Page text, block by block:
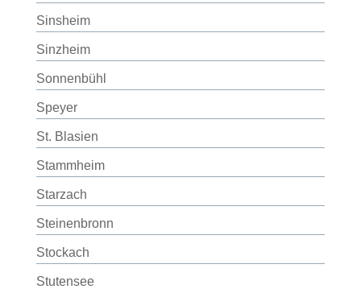
Sinsheim
Sinzheim
Sonnenbühl
Speyer
St. Blasien
Stammheim
Starzach
Steinenbronn
Stockach
Stutensee